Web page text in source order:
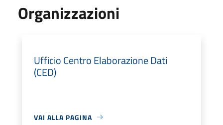
Organizzazioni
Ufficio Centro Elaborazione Dati
(CED)
VAI ALLA PAGINA